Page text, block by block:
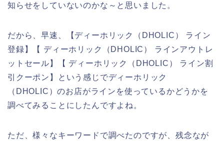
知らせをしていないのかな～と思いました。
だから、早速、【ディーホリック（DHOLIC） ライン
登録】【 ディーホリック（DHOLIC） ラインアウトレ
ットセール】【 ディーホリック（DHOLIC） ライン割
引クーポン】という感じでディーホリック
（DHOLIC）のお店がラインを使っているかどうかを
調べてみることにしたんですよね。
ただ、様々なキーワードで調べたのですが、残念なが